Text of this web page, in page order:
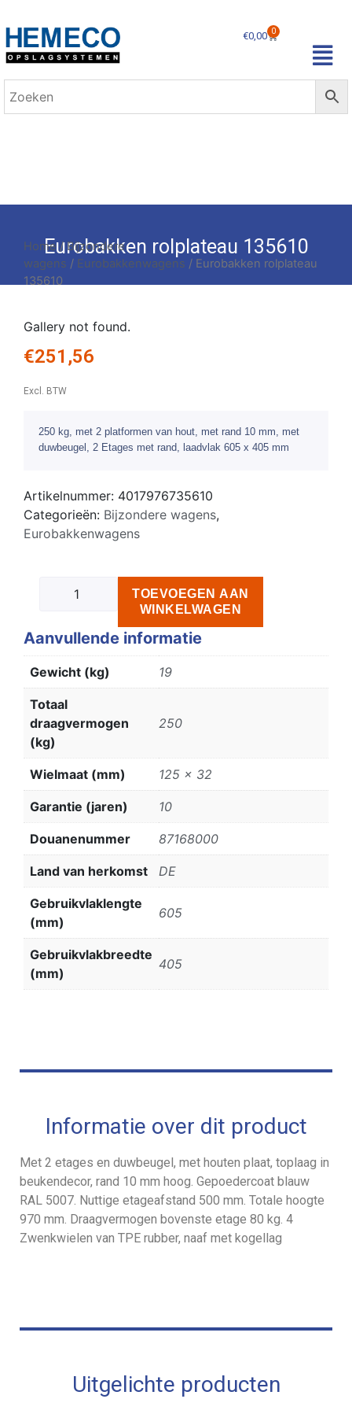
€0,00 0
Eurobakken rolplateau 135610
Home/Bijzondere
wagens / Eurobakkenwagens / Eurobakken rolplateau
135610
Gallery not found.
€251,56
Excl. BTW
250 kg, met 2 platformen van hout, met rand 10 mm, met
duwbeugel, 2 Etages met rand, laadvlak 605 x 405 mm
Artikelnummer: 4017976735610
Categorieën: Bijzondere wagens,
Eurobakkenwagens
TOEVOEGEN AAN
WINKELWAGEN
Aanvullende informatie
Gewicht (kg) 19
Totaal
draagvermogen
(kg)
250
Wielmaat (mm) 125 x 32
Garantie (jaren) 10
Douanenummer 87168000
Land van herkomst DE
Gebruikvlaklengte
(mm)
605
Gebruikvlakbreedte
(mm)
405
Informatie over dit product
Met 2 etages en duwbeugel, met houten plaat, toplaag in
beukendecor, rand 10 mm hoog. Gepoedercoat blauw
RAL 5007. Nuttige etageafstand 500 mm. Totale hoogte
970 mm. Draagvermogen bovenste etage 80 kg. 4
Zwenkwielen van TPE rubber, naaf met kogellag
Uitgelichte producten